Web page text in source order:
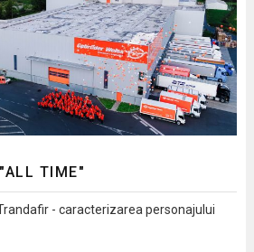
TIME"
- caracterizarea personajului